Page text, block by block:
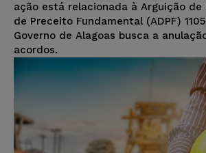
ação está relacionada à Arguição
de Preceito Fundamental (ADPF)
Governo de Alagoas busca a
acordos.